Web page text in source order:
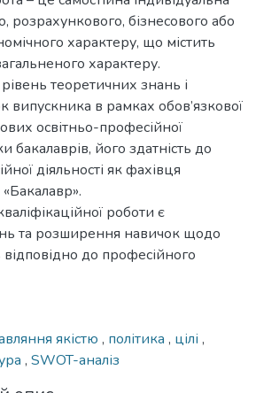
розрахункового, бізнесового або
характеру, що містить
характеру.
теоретичних знань і
випускника в рамках обов’язкової
освітньо-професійної
бакалаврів, його здатність до
діяльності як фахівця
роботи є
та розширення навичок щодо
до професійного
якістю , політика , цілі ,
, SWOT-аналіз